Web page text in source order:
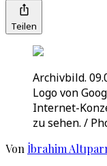
Teilen
Archivbild.
Logo von
Internet-
zu sehen. /
Von İbrahim